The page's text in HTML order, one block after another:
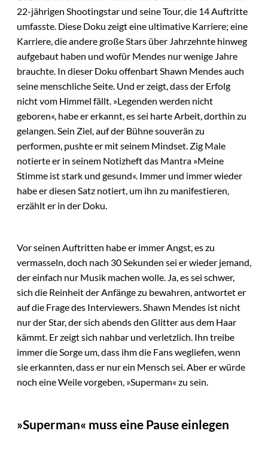
22-jährigen Shootingstar und seine Tour, die 14 Auftritte
umfasste. Diese Doku zeigt eine ultimative Karriere; eine
Karriere, die andere große Stars über Jahrzehnte hinweg
aufgebaut haben und wofür Mendes nur wenige Jahre
brauchte. In dieser Doku offenbart Shawn Mendes auch
seine menschliche Seite. Und er zeigt, dass der Erfolg
nicht vom Himmel fällt. »Legenden werden nicht
geboren«, habe er erkannt, es sei harte Arbeit, dorthin zu
gelangen. Sein Ziel, auf der Bühne souverän zu
performen, pushte er mit seinem Mindset. Zig Male
notierte er in seinem Notizheft das Mantra »Meine
Stimme ist stark und gesund«. Immer und immer wieder
habe er diesen Satz notiert, um ihn zu manifestieren,
erzählt er in der Doku.
Vor seinen Auftritten habe er immer Angst, es zu
vermasseln, doch nach 30 Sekunden sei er wieder jemand,
der einfach nur Musik machen wolle. Ja, es sei schwer,
sich die Reinheit der Anfänge zu bewahren, antwortet er
auf die Frage des Interviewers. Shawn Mendes ist nicht
nur der Star, der sich abends den Glitter aus dem Haar
kämmt. Er zeigt sich nahbar und verletzlich. Ihn treibe
immer die Sorge um, dass ihm die Fans wegliefen, wenn
sie erkannten, dass er nur ein Mensch sei. Aber er würde
noch eine Weile vorgeben, »Superman« zu sein.
»Superman« muss eine Pause einlegen